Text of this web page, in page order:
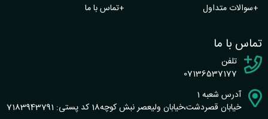
+سوالات متداول
+تماس با ما
تماس با ما
تلفن
07136537177
آدرس شعبه 1
خیابان قصردشت،خیابان ولیعصر نبش کوچه18 کد پستی: 7183943791